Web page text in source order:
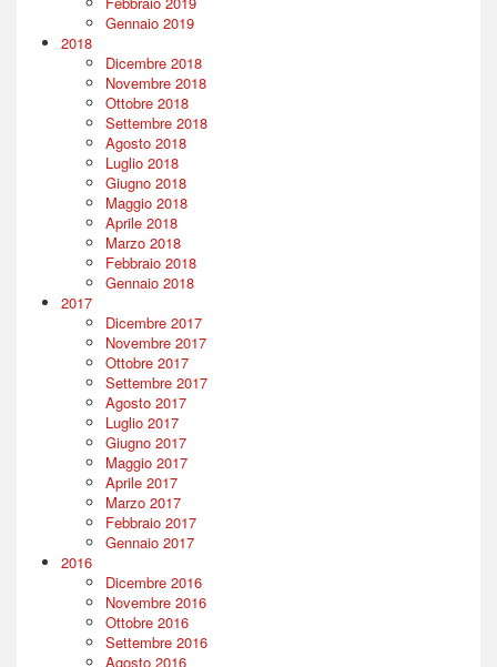
Gennaio 2019
2018
Dicembre 2018
Novembre 2018
Ottobre 2018
Settembre 2018
Agosto 2018
Luglio 2018
Giugno 2018
Maggio 2018
Aprile 2018
Marzo 2018
Febbraio 2018
Gennaio 2018
2017
Dicembre 2017
Novembre 2017
Ottobre 2017
Settembre 2017
Agosto 2017
Luglio 2017
Giugno 2017
Maggio 2017
Aprile 2017
Marzo 2017
Febbraio 2017
Gennaio 2017
2016
Dicembre 2016
Novembre 2016
Ottobre 2016
Settembre 2016
Agosto 2016